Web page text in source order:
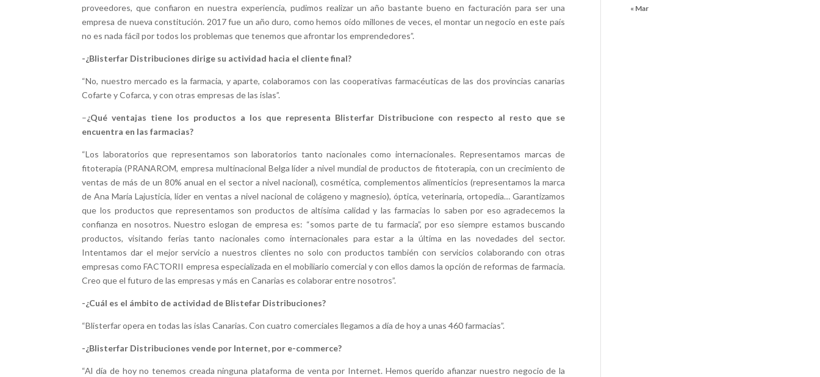
proveedores, que confiaron en nuestra experiencia, pudimos realizar un año bastante bueno en facturación para ser una
empresa de nueva constitución. 2017 fue un año duro, como hemos oído millones de veces, el montar un negocio en este país
no es nada fácil por todos los problemas que tenemos que afrontar los emprendedores”.
-¿Blisterfar Distribuciones dirige su actividad hacia el cliente final?
“No, nuestro mercado es la farmacia, y aparte, colaboramos con las cooperativas farmacéuticas de las dos provincias canarias
Cofarte y Cofarca, y con otras empresas de las islas”.
–¿Qué ventajas tiene los productos a los que representa Blisterfar Distribucione con respecto al resto que se
encuentra en las farmacias?
“Los laboratorios que representamos son laboratorios tanto nacionales como internacionales. Representamos marcas de
fitoterapia (PRANAROM, empresa multinacional Belga líder a nivel mundial de productos de fitoterapia, con un crecimiento de
ventas de más de un 80% anual en el sector a nivel nacional), cosmética, complementos alimenticios (representamos la marca
de Ana María Lajusticia, líder en ventas a nivel nacional de colágeno y magnesio), óptica, veterinaria, ortopedia… Garantizamos
que los productos que representamos son productos de altísima calidad y las farmacias lo saben por eso agradecemos la
confianza en nosotros. Nuestro eslogan de empresa es: “somos parte de tu farmacia”, por eso siempre estamos buscando
productos, visitando ferias tanto nacionales como internacionales para estar a la última en las novedades del sector.
Intentamos dar el mejor servicio a nuestros clientes no solo con productos también con servicios colaborando con otras
empresas como FACTORII empresa especializada en el mobiliario comercial y con ellos damos la opción de reformas de farmacia.
Creo que el futuro de las empresas y más en Canarias es colaborar entre nosotros”.
-¿Cuál es el ámbito de actividad de Blistefar Distribuciones?
“Blisterfar opera en todas las islas Canarias. Con cuatro comerciales llegamos a día de hoy a unas 460 farmacias”.
-¿Blisterfar Distribuciones vende por Internet, por e-commerce?
“Al día de hoy no tenemos creada ninguna plataforma de venta por Internet. Hemos querido afianzar nuestro negocio de la
« Mar